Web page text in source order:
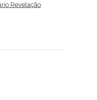
Revelação